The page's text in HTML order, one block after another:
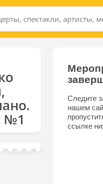
№1
Следите
нашем
ссылке